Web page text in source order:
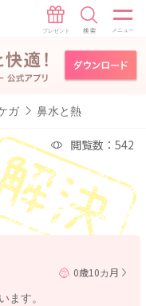
ガ 鼻水と熱
閲覧数：542
0歳10カ月
ます。